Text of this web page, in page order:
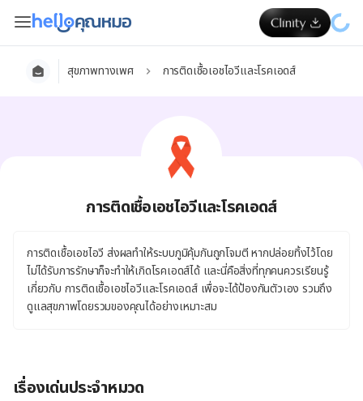
สุขภาพทางเพศ การติดเชื้อเอชไอวีและโรคเอดส์
การติดเชื้อเอชไอวีและโรคเอดส์
การติดเชื้อเอชไอวี ส่งผลทำให้ระบบภูมิคุ้มกันถูกโจมตี หากปล่อยทิ้งไว้โดย
ไม่ได้รับการรักษาก็จะทำให้เกิดโรคเอดส์ได้ และนี่คือสิ่งที่ทุกคนควรเรียนรู้
เกี่ยวกับ การติดเชื้อเอชไอวีและโรคเอดส์ เพื่อจะได้ป้องกันตัวเอง รวมถึง
ดูแลสุขภาพโดยรวมของคุณได้อย่างเหมาะสม
เรื่องเด่นประจำหมวด